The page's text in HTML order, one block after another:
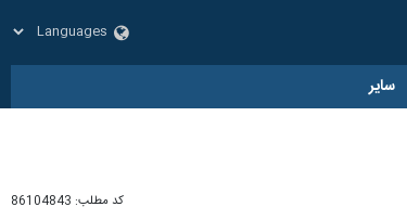
سایر
کد مطلب: 86104843